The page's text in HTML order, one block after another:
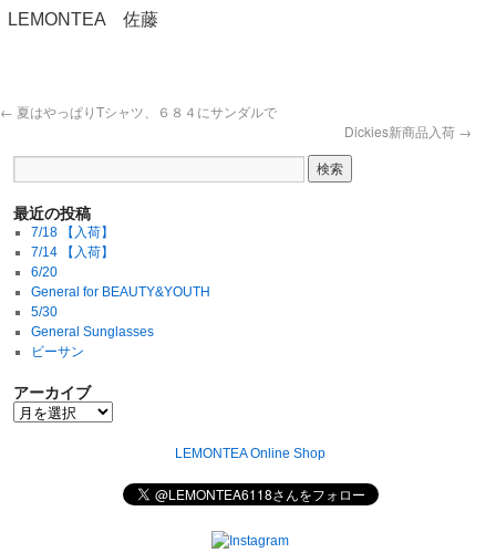
LEMONTEA 佐藤
← 夏はやっぱりTシャツ、６８４にサンダルで
Dickies新商品入荷 →
最近の投稿
7/18 【入荷】
7/14 【入荷】
6/20
General for BEAUTY&YOUTH
5/30
General Sunglasses
ビーサン
アーカイブ
LEMONTEA Online Shop